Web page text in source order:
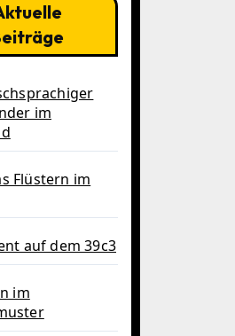
im
Flüstern im
auf dem 39c3
im